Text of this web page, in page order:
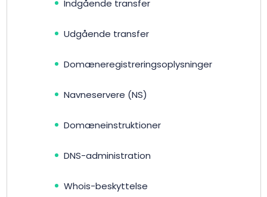
Indgående transfer
Udgående transfer
Domæneregistreringsoplysninger
Navneservere (NS)
Domæneinstruktioner
DNS-administration
Whois-beskyttelse